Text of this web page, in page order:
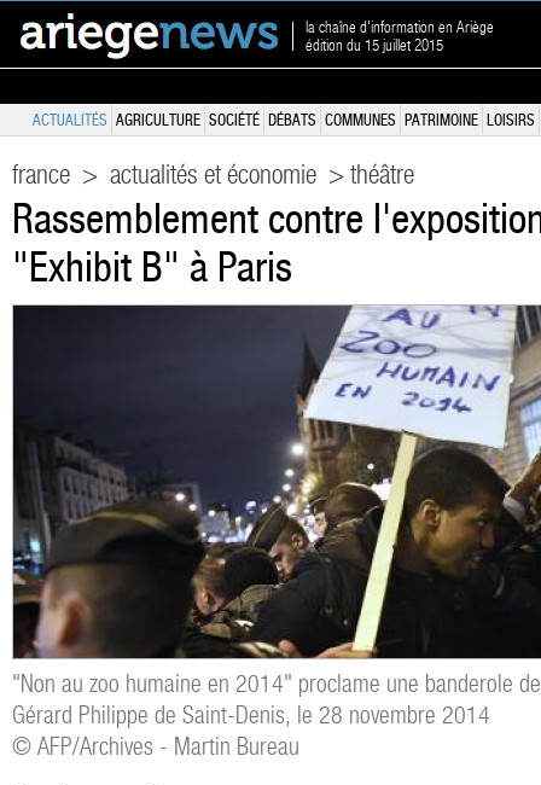
la chaîne d'information en Ariège
édition du 15 juillet 2015
ACTUALITÉS AGRICULTURE SOCIÉTÉ DÉBATS COMMUNES PATRIMOINE LOISIRS
france > actualités et économie > théâtre
Rassemblement contre
"Exhibit B" à Paris
"Non au zoo humaine en 2014" proclame une banderole
Gérard Philippe de Saint-Denis, le 28 novembre 2014
© AFP/Archives - Martin Bureau